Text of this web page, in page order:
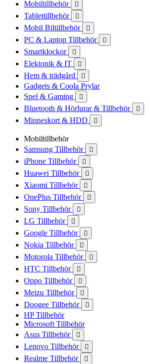
Mobiltillbehör

Tablettillbehör 
Mobil Biltillbehör 
PC & Laptop Tillbehör 
Smartklockor 
Elektonik & IT 
Hem & trädgård 
Gadgets & Coola Prylar
Spel & Gaming

Bluetooth & Hörlurar & Tillbehör 
Minneskort & HDD 
Mobiltillbehör
Samsung Tillbehör

iPhone Tillbehör 
Huawei Tillbehör 
Xiaomi Tillbehör 
OnePlus Tillbehör 
Sony Tillbehör 
LG Tillbehör 
Google Tillbehör 
Nokia Tillbehör 
Motorola Tillbehör 
HTC Tillbehör 
Oppo Tillbehör 
Meizu Tillbehör 
Doogee Tillbehör 
HP Tillbehör
Microsoft Tillbehör
Asus Tillbehör

Lenovo Tillbehör 
Realme Tillbehör 